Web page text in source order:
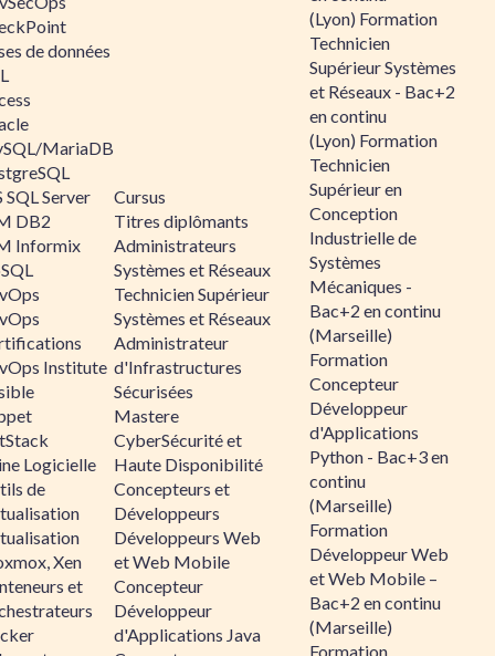
de données
MariaDB
SQL Server
DB2
Informix
Institute
Logicielle
de
Xen
et
Cursus
Titres diplômants
Administrateurs
Systèmes et Réseaux
Technicien Supérieur
Systèmes et Réseaux
Administrateur
d'Infrastructures
Sécurisées
Mastere
CyberSécurité et
Haute Disponibilité
Concepteurs et
Développeurs
Développeurs Web
et Web Mobile
Concepteur
Développeur
d'Applications Java
(Lyon) Formation
Technicien
Supérieur Systèmes
et Réseaux - Bac+2
en continu
(Lyon) Formation
Technicien
Supérieur en
Conception
Industrielle de
Systèmes
Mécaniques -
Bac+2 en continu
(Marseille)
Formation
Concepteur
Développeur
d'Applications
Python - Bac+3 en
continu
(Marseille)
Formation
Développeur Web
et Web Mobile –
Bac+2 en continu
(Marseille)
Formation